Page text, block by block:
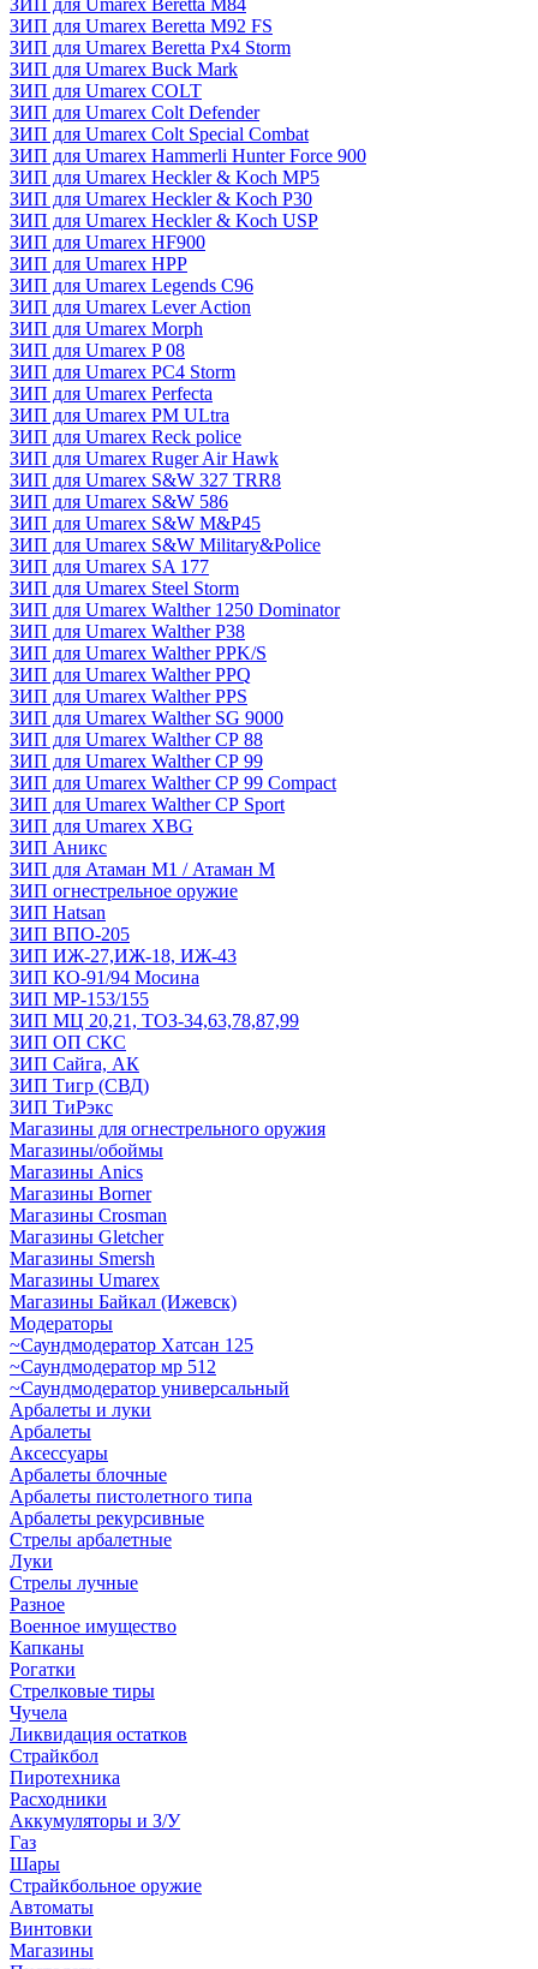
ЗИП для Umarex Beretta M84
ЗИП для Umarex Beretta M92 FS
ЗИП для Umarex Beretta Px4 Storm
ЗИП для Umarex Buck Mark
ЗИП для Umarex COLT
ЗИП для Umarex Colt Defender
ЗИП для Umarex Colt Special Combat
ЗИП для Umarex Hammerli Hunter Force 900
ЗИП для Umarex Heckler & Koch MP5
ЗИП для Umarex Heckler & Koch P30
ЗИП для Umarex Heckler & Koch USP
ЗИП для Umarex HF900
ЗИП для Umarex HPP
ЗИП для Umarex Legends C96
ЗИП для Umarex Lever Action
ЗИП для Umarex Morph
ЗИП для Umarex P 08
ЗИП для Umarex PC4 Storm
ЗИП для Umarex Perfecta
ЗИП для Umarex PM ULtra
ЗИП для Umarex Reck police
ЗИП для Umarex Ruger Air Hawk
ЗИП для Umarex S&W 327 TRR8
ЗИП для Umarex S&W 586
ЗИП для Umarex S&W M&P45
ЗИП для Umarex S&W Military&Police
ЗИП для Umarex SA 177
ЗИП для Umarex Steel Storm
ЗИП для Umarex Walther 1250 Dominator
ЗИП для Umarex Walther P38
ЗИП для Umarex Walther PPK/S
ЗИП для Umarex Walther PPQ
ЗИП для Umarex Walther PPS
ЗИП для Umarex Walther SG 9000
ЗИП для Umarex Walther СР 88
ЗИП для Umarex Walther СР 99
ЗИП для Umarex Walther СР 99 Compact
ЗИП для Umarex Walther СР Sport
ЗИП для Umarex XBG
ЗИП Аникс
ЗИП для Атаман М1 / Атаман М
ЗИП огнестрельное оружие
ЗИП Hatsan
ЗИП ВПО-205
ЗИП ИЖ-27,ИЖ-18, ИЖ-43
ЗИП КО-91/94 Мосина
ЗИП МР-153/155
ЗИП МЦ 20,21, ТОЗ-34,63,78,87,99
ЗИП ОП СКС
ЗИП Сайга, АК
ЗИП Тигр (СВД)
ЗИП ТиРэкс
Магазины для огнестрельного оружия
Магазины/обоймы
Магазины Anics
Магазины Borner
Магазины Crosman
Магазины Gletcher
Магазины Smersh
Магазины Umarex
Магазины Байкал (Ижевск)
Модераторы
~Cаундмодератор Хатсан 125
~Саундмодератор мр 512
~Саундмодератор универсальный
Арбалеты и луки
Арбалеты
Аксессуары
Арбалеты блочные
Арбалеты пистолетного типа
Арбалеты рекурсивные
Стрелы арбалетные
Луки
Стрелы лучные
Разное
Военное имущество
Капканы
Рогатки
Стрелковые тиры
Чучела
Ликвидация остатков
Страйкбол
Пиротехника
Расходники
Аккумуляторы и З/У
Газ
Шары
Страйкбольное оружие
Автоматы
Винтовки
Магазины